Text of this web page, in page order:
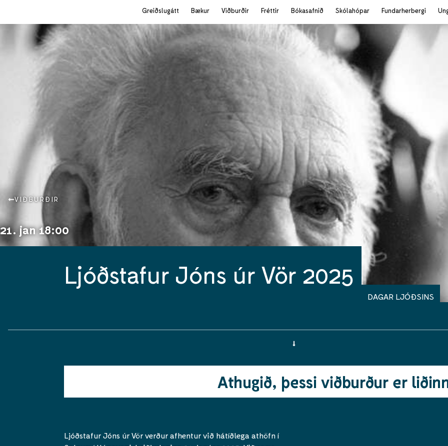
Greiðslugátt Bækur Viðburðir Fréttir Bókasafnið Skólahópar Fundarherbergi
VIÐBURÐIR
21. jan 18:00
Ljóðstafur Jóns úr Vör 2025
DAGAR LJÓÐSINS
Athugið, þessi viðburður er
Ljóðstafur Jóns úr Vör verður afhentur við hátíðlega athöfn í